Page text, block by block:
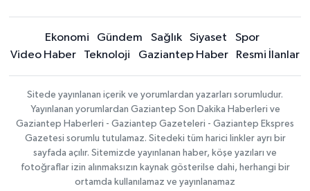
Ekonomi Gündem Sağlık Siyaset
Spor
Video Haber
Teknoloji Gaziantep Haber Resmi İlanlar
Sitede yayınlanan içerik ve yorumlardan yazarları sorumludur.
Yayınlanan yorumlardan Gaziantep Son Dakika Haberleri ve
Gaziantep Haberleri - Gaziantep Gazeteleri - Gaziantep Ekspres
Gazetesi sorumlu tutulamaz. Sitedeki tüm harici linkler ayrı bir
sayfada açılır. Sitemizde yayınlanan haber, köşe yazıları ve
fotoğraflar izin alınmaksızın kaynak gösterilse dahi, herhangi bir
ortamda kullanılamaz ve yayınlanamaz